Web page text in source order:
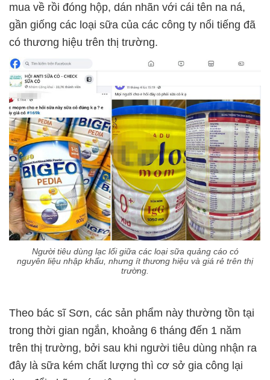
mua về rồi đóng hộp, dán nhãn với cái tên na ná,
gần giống các loại sữa của các công ty nổi tiếng đã
có thương hiệu trên thị trường.
Người tiêu dùng lạc lối giữa các loại sữa quảng cáo có
nguyên liệu nhập khẩu, nhưng ít thương hiệu và giá rẻ trên thị
trường.
Theo bác sĩ Sơn, các sản phẩm này thường tồn tại
trong thời gian ngắn, khoảng 6 tháng đến 1 năm
trên thị trường, bởi sau khi người tiêu dùng nhận ra
đây là sữa kém chất lượng thì cơ sở gia công lại